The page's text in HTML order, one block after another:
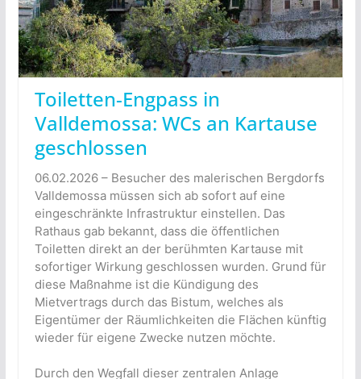
Toiletten-Engpass in
Valldemossa: WCs an Kartause
geschlossen
06.02.2026 – Besucher des malerischen Bergdorfs
Valldemossa müssen sich ab sofort auf eine
eingeschränkte Infrastruktur einstellen. Das
Rathaus gab bekannt, dass die öffentlichen
Toiletten direkt an der berühmten Kartause mit
sofortiger Wirkung geschlossen wurden. Grund für
diese Maßnahme ist die Kündigung des
Mietvertrags durch das Bistum, welches als
Eigentümer der Räumlichkeiten die Flächen künftig
wieder für eigene Zwecke nutzen möchte.
Durch den Wegfall dieser zentralen Anlage